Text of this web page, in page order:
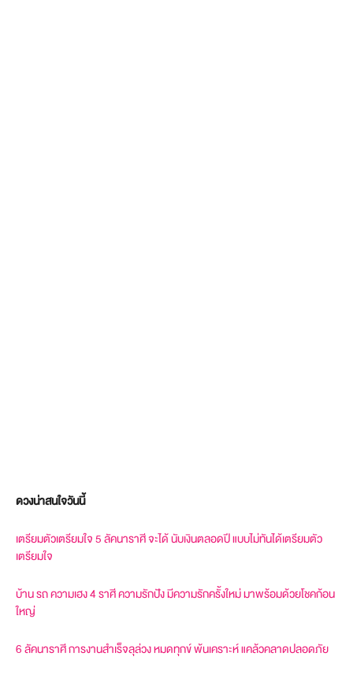
ดวงน่าสนใจวันนี้
เตรียมตัวเตรียมใจ 5 ลัคนาราศี จะได้ นับเงินตลอดปี แบบไม่ทันได้เตรียมตัว
เตรียมใจ
บ้าน รถ ความเฮง 4 ราศี ความรักปัง มีความรักครั้งใหม่ มาพร้อมด้วยโชคก้อน
ใหญ่
6 ลัคนาราศี การงานสำเร็จลุล่วง หมดทุกข์ พ้นเคราะห์ แคล้วคลาดปลอดภัย